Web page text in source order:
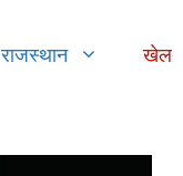
राजस्थान खेल